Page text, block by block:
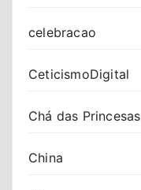
celebracao
CeticismoDigital
Chá das Princesas
China